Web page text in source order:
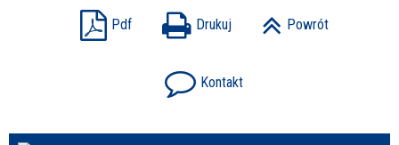
Pdf Drukuj Powrót
Kontakt